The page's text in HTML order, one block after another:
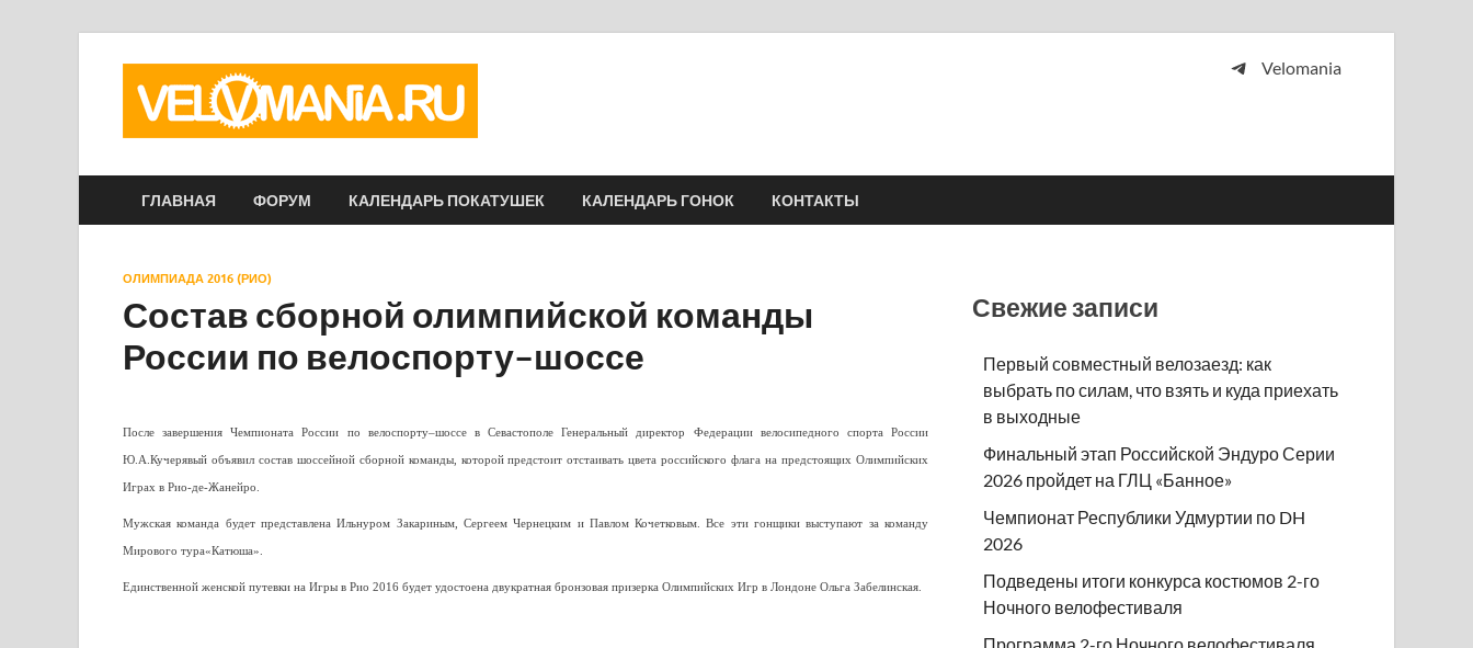
Velomania
ГЛАВНАЯ ФОРУМ КАЛЕНДАРЬ ПОКАТУШЕК КАЛЕНДАРЬ ГОНОК КОНТАКТЫ
ОЛИМПИАДА 2016 (РИО)
Состав сборной олимпийской команды
России по велоспорту–шоссе
После завершения Чемпионата России по велоспорту–шоссе в Севастополе Генеральный директор Федерации велосипедного спорта России
Ю.А.Кучерявый объявил состав шоссейной сборной команды, которой предстоит отстаивать цвета российского флага на предстоящих Олимпийских
Играх в Рио-де-Жанейро.
Мужская команда будет представлена Ильнуром Закариным, Сергеем Чернецким и Павлом Кочетковым. Все эти гонщики выступают за команду
Мирового тура«Катюша».
Единственной женской путевки на Игры в Рио 2016 будет удостоена двукратная бронзовая призерка Олимпийских Игр в Лондоне Ольга Забелинская.
Свежие записи
Первый совместный велозаезд: как
выбрать по силам, что взять и куда приехать
в выходные
Финальный этап Российской Эндуро Серии
2026 пройдет на ГЛЦ «Банное»
Чемпионат Республики Удмуртии по DH
2026
Подведены итоги конкурса костюмов 2-го
Ночного велофестиваля